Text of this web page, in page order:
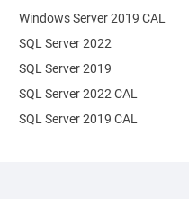
SQL Server 2022
SQL Server 2019
Windows Server 2019 CAL
SQL Server 2022 CAL
SQL Server 2019 CAL